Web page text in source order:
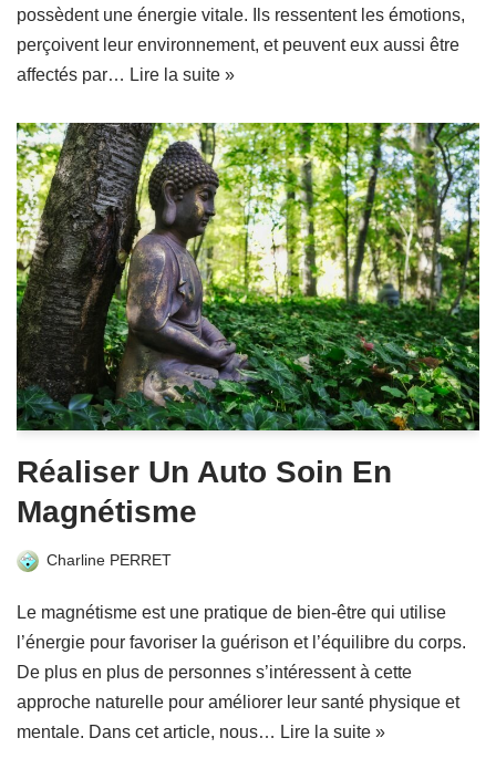
possèdent une énergie vitale. Ils ressentent les émotions,
perçoivent leur environnement, et peuvent eux aussi être
affectés par… Lire la suite »
Réaliser Un Auto Soin En
Magnétisme
Charline PERRET
Le magnétisme est une pratique de bien-être qui utilise
l’énergie pour favoriser la guérison et l’équilibre du corps.
De plus en plus de personnes s’intéressent à cette
approche naturelle pour améliorer leur santé physique et
mentale. Dans cet article, nous… Lire la suite »